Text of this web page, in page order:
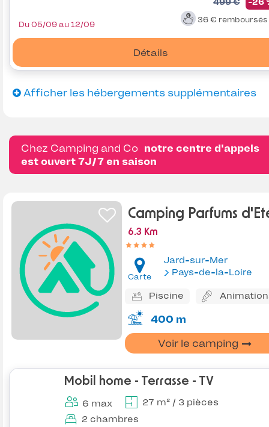
499 € -26
36 € remboursés
Détails
Du 05/09 au 12/09
Afficher les hébergements supplémentaires
Chez Camping and Co notre centre d'appels
est ouvert 7J/7 en saison
Camping Parfums
6.3 Km
Carte
Jard-sur-Mer
Pays-de-la-Loire
Piscine
400 m
Voir le camping
Mobil home - Terrasse - TV
6 max
27 m² / 3 pièces
2 chambres